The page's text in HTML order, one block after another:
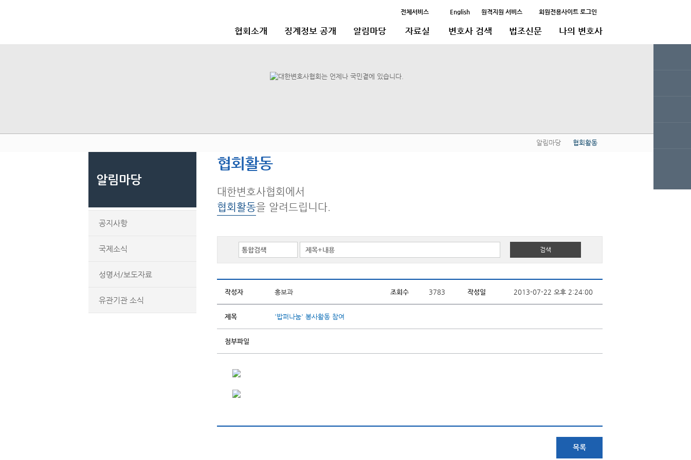
전체서비스 English 원격지원 서비스 회원전용사이트 로그인
협회소개 징계정보 공개 알림마당 자료실 변호사 검색 법조신문 나의 변호사
알림마당 협회활동
알림마당
공지사항
국제소식
성명서/보도자료
유관기관 소식
협회활동
대한변호사협회에서
협회활동을 알려드립니다.
작성자 홍보과 조회수 3783 작성일 2013-07-22 오후 2:24:00
제목 '밥퍼나눔' 봉사활동 참여
첨부파일
목록